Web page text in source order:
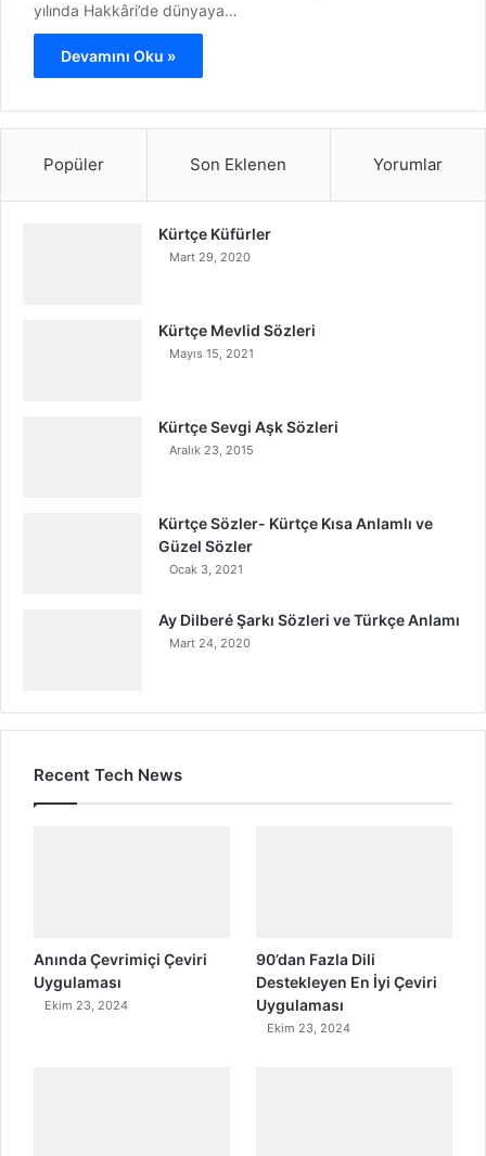
yılında Hakkâri’de dünyaya…
Devamını Oku »
Popüler Son Eklenen Yorumlar
Kürtçe Küfürler
Mart 29, 2020
Kürtçe Mevlid Sözleri
Mayıs 15, 2021
Kürtçe Sevgi Aşk Sözleri
Aralık 23, 2015
Kürtçe Sözler- Kürtçe Kısa Anlamlı ve
Güzel Sözler
Ocak 3, 2021
Ay Dilberé Şarkı Sözleri ve Türkçe Anlamı
Mart 24, 2020
Recent Tech News
Anında Çevrimiçi Çeviri
Uygulaması
Ekim 23, 2024
90’dan Fazla Dili
Destekleyen En İyi Çeviri
Uygulaması
Ekim 23, 2024